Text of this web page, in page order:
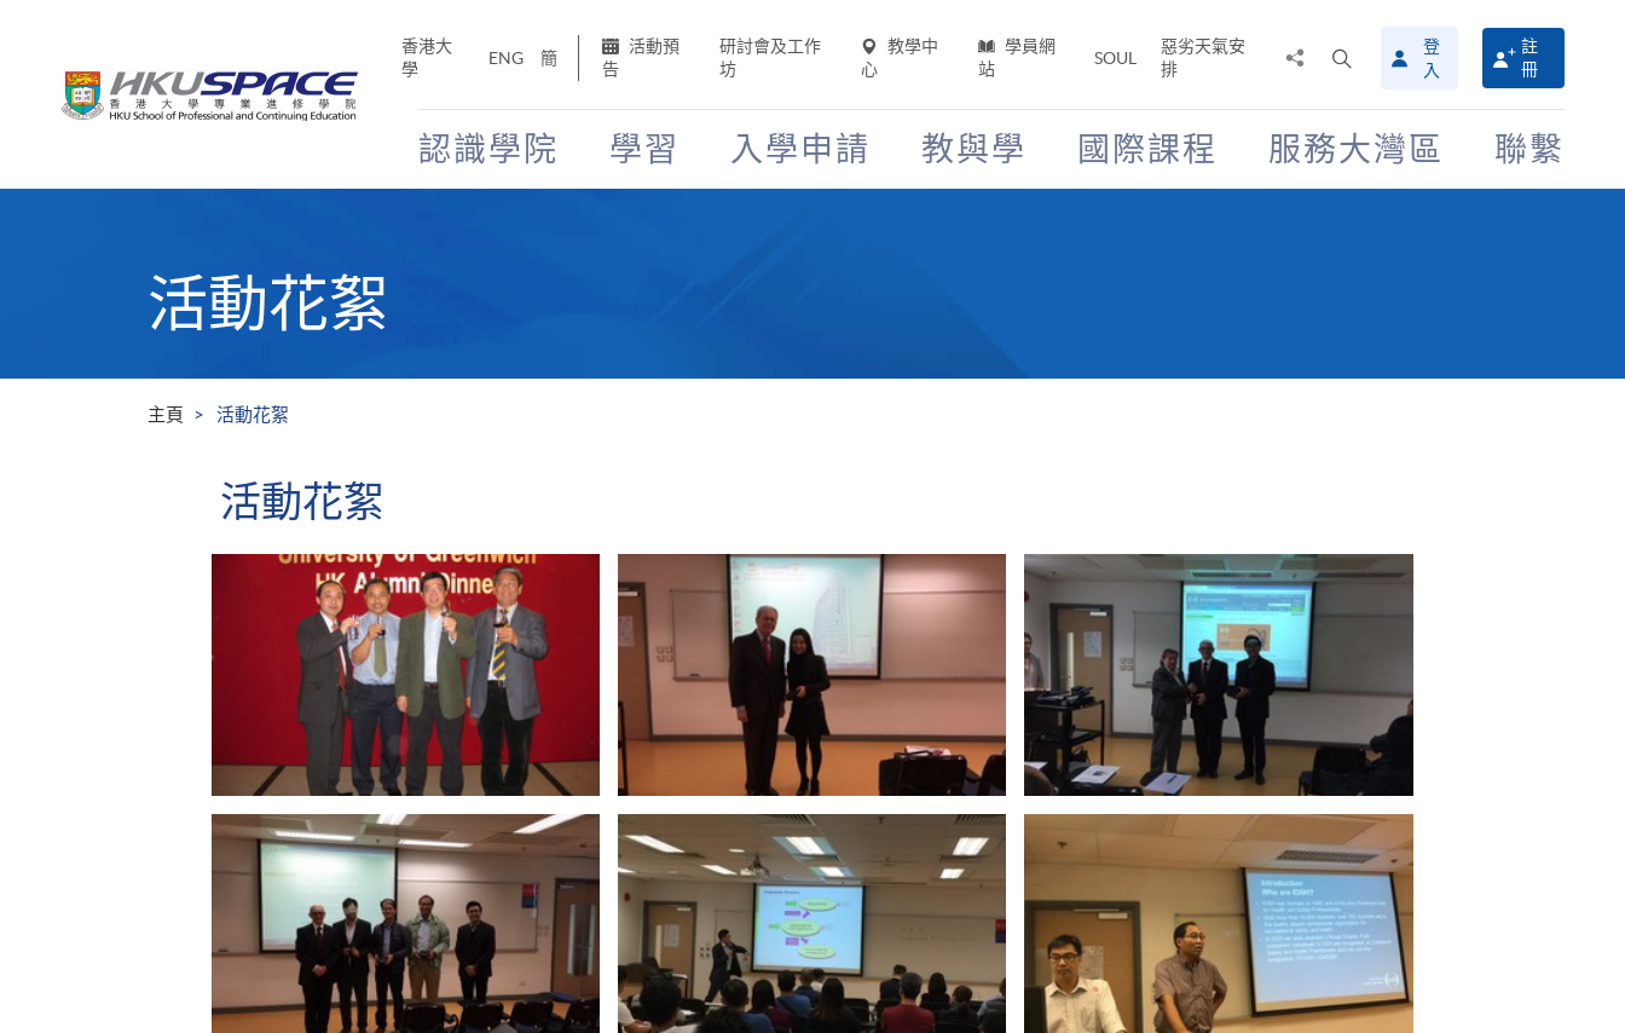
香港大
學
ENG 簡
活動預
告
研討會及工作
坊
教學中
心
學員網
站
SOUL
惡劣天氣安
排
搜
尋
介
面
登
入
註
冊
認識學院 學習 入學申請 教與學 國際課程 服務大灣區 聯繫
活動花絮
主頁 活動花絮
活動花絮